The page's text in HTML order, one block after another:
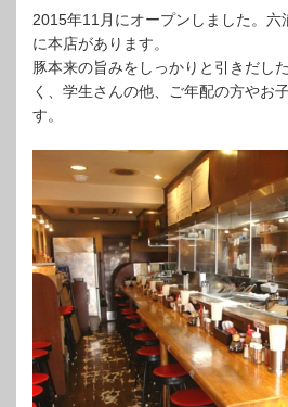
2015年11月にオープンしました。六
に本店があります。
豚本来の旨みをしっかりと引きだし
く、学生さんの他、ご年配の方やお
す。